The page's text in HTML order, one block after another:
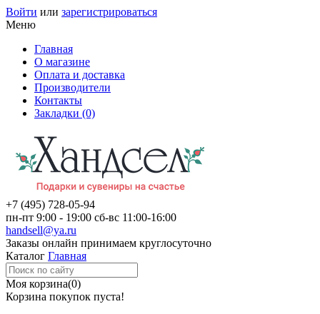
Войти или зарегистрироваться
Меню
Главная
О магазине
Оплата и доставка
Производители
Контакты
Закладки (0)
+7 (495) 728-05-94
пн-пт 9:00 - 19:00 сб-вс 11:00-16:00
handsell@ya.ru
Заказы онлайн принимаем круглосуточно
Каталог Главная
Моя корзина(0)
Корзина покупок пуста!